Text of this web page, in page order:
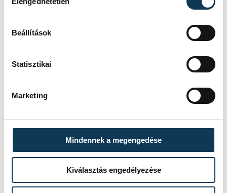
Beállítások
Statisztikai
Marketing
Mindennek a megengedése
Kiválasztás engedélyezése